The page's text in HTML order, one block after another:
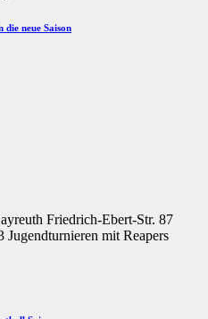
neue Saison
Friedrich-Ebert-Str. 87
mit Reapers